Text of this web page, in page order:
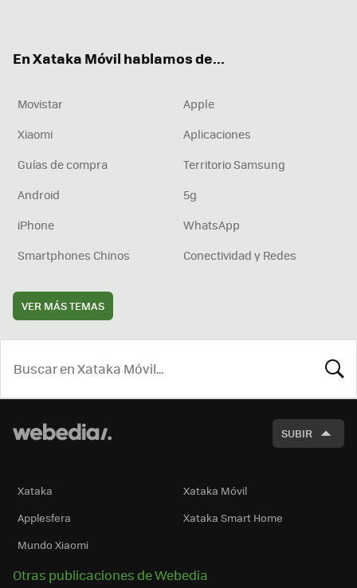
En Xataka Móvil hablamos de...
Movistar
Apple
Xiaomi
Aplicaciones
Guías de compra
Territorio Samsung
Android
5g
iPhone
WhatsApp
Smartphones Chinos
Conectividad y Redes
VER MÁS TEMAS
SUBIR
Xataka
Xataka Móvil
Applesfera
Xataka Smart Home
Mundo Xiaomi
Otras publicaciones de Webedia